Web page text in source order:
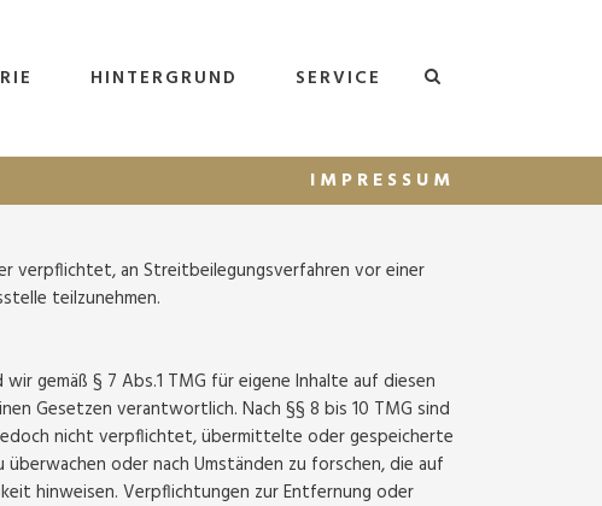
HINTERGRUND SERVICE
IMPRESSUM
verpflichtet, an Streitbeilegungsverfahren vor einer
teilzunehmen.
gemäß § 7 Abs.1 TMG für eigene Inhalte auf diesen
Gesetzen verantwortlich. Nach §§ 8 bis 10 TMG sind
nicht verpflichtet, übermittelte oder gespeicherte
oder nach Umständen zu forschen, die auf
hinweisen. Verpflichtungen zur Entfernung oder